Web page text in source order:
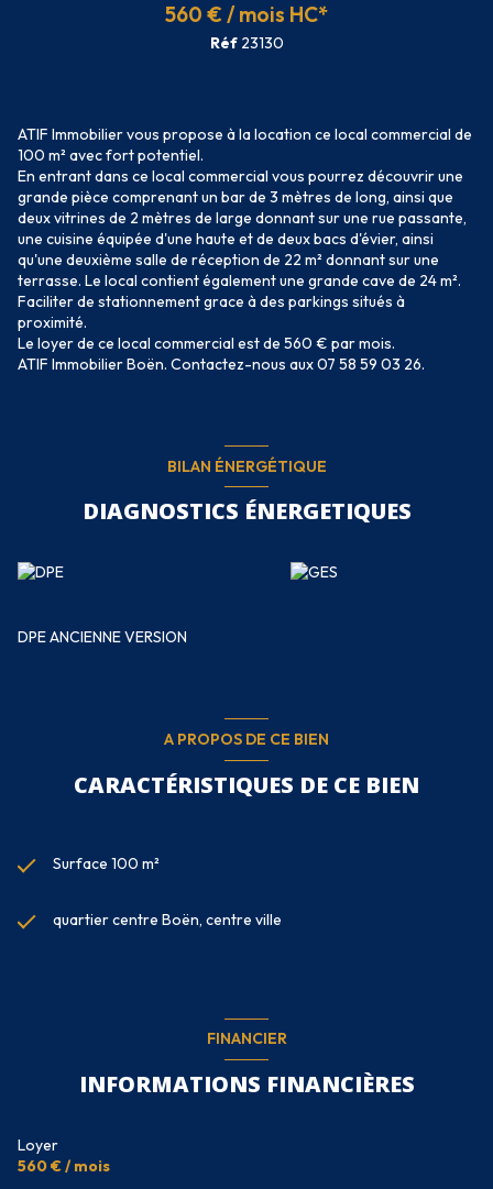
560 € / mois HC*
Réf 23130
ATIF Immobilier vous propose à la location ce local commercial de
100 m² avec fort potentiel.
En entrant dans ce local commercial vous pourrez découvrir une
grande pièce comprenant un bar de 3 mètres de long, ainsi que
deux vitrines de 2 mètres de large donnant sur une rue passante,
une cuisine équipée d'une haute et de deux bacs d'évier, ainsi
qu'une deuxième salle de réception de 22 m² donnant sur une
terrasse. Le local contient également une grande cave de 24 m².
Faciliter de stationnement grace à des parkings situés à
proximité.
Le loyer de ce local commercial est de 560 € par mois.
ATIF Immobilier Boën. Contactez-nous aux 07 58 59 03 26.
BILAN ÉNERGÉTIQUE
DIAGNOSTICS ÉNERGETIQUES
DPE ANCIENNE VERSION
A PROPOS DE CE BIEN
CARACTÉRISTIQUES DE CE BIEN
Surface 100 m²
quartier centre Boën, centre ville
FINANCIER
INFORMATIONS FINANCIÈRES
Loyer
560 € / mois